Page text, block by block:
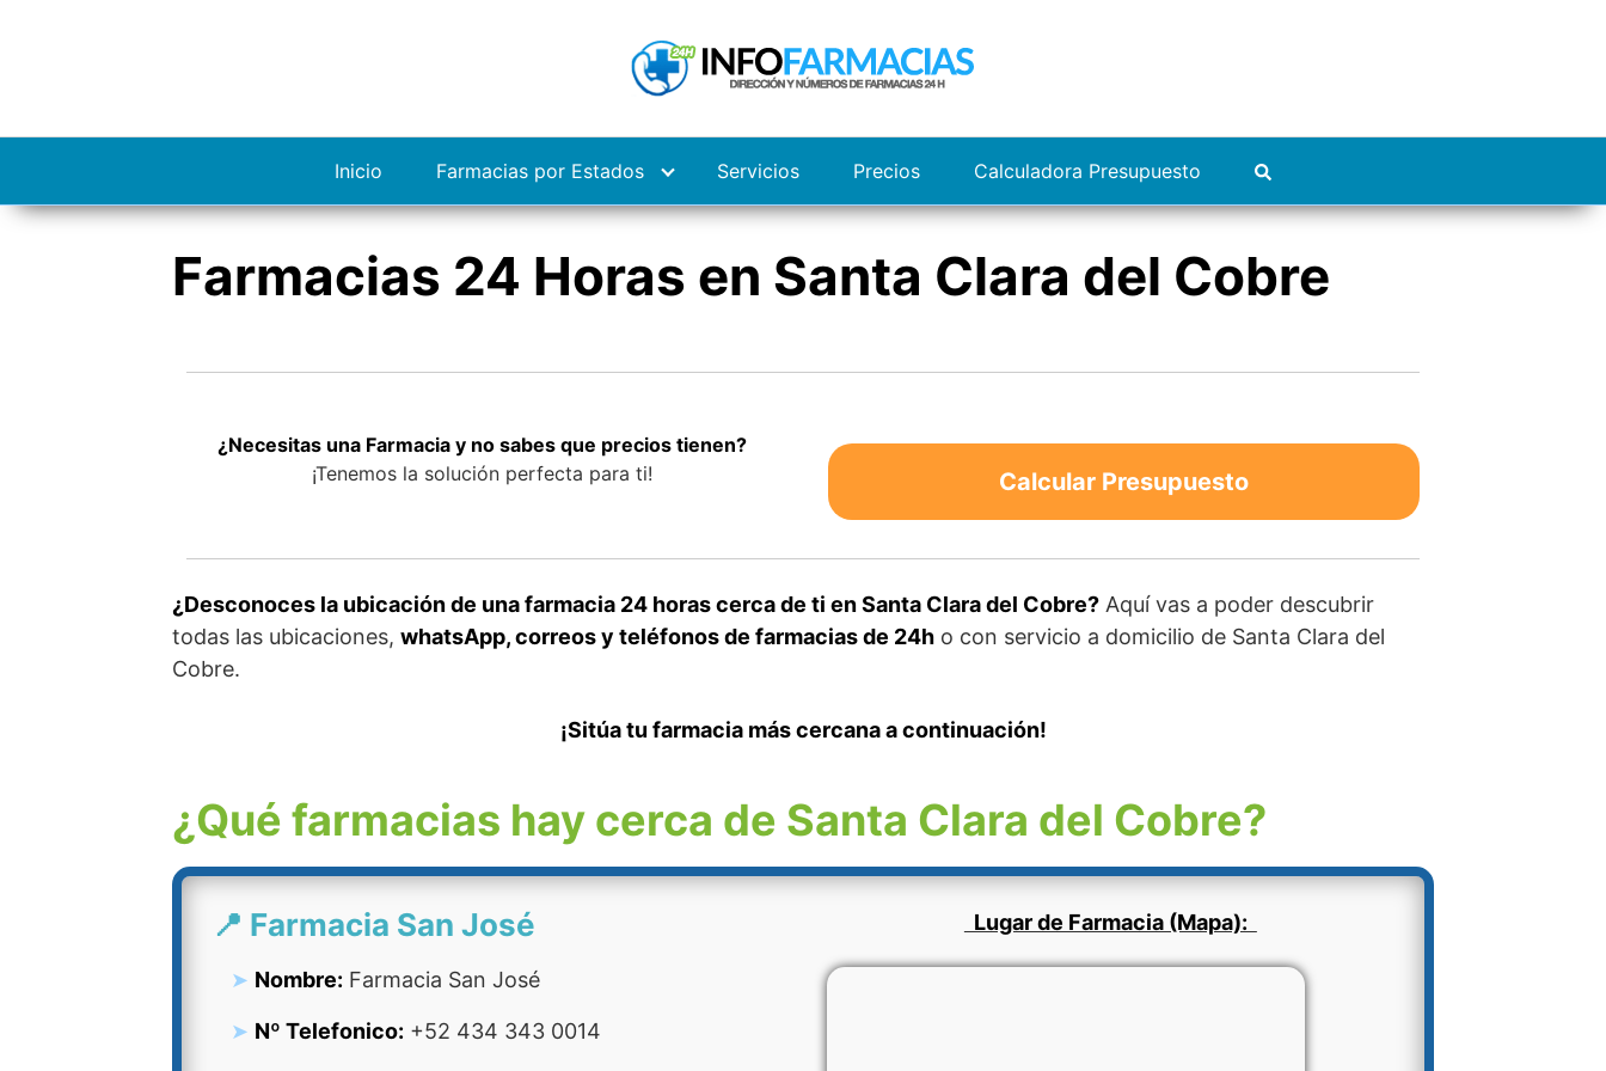
Inicio Farmacias por Estados Servicios Precios Calculadora Presupuesto
Farmacias 24 Horas en Santa Clara del Cobre
¿Necesitas una Farmacia y no sabes que precios tienen?
¡Tenemos la solución perfecta para ti!
Calcular Presupuesto
¿Desconoces la ubicación de una farmacia 24 horas cerca de ti en Santa Clara del Cobre? Aquí vas a poder descubrir
todas las ubicaciones, whatsApp, correos y teléfonos de farmacias de 24h o con servicio a domicilio de Santa Clara del
Cobre.
¡Sitúa tu farmacia más cercana a continuación!
¿Qué farmacias hay cerca de Santa Clara del Cobre?
📍 Farmacia San José
Nombre: Farmacia San José
Nº Telefonico: +52 434 343 0014
Lugar de Farmacia (Mapa):